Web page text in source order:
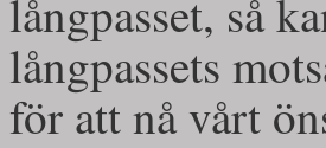
långpasset, så
långpassets
för att nå vårt